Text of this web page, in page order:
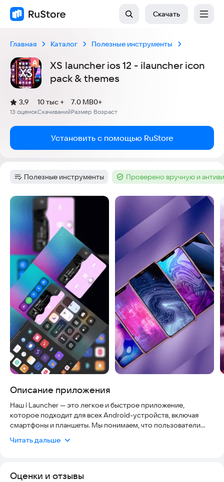
Скачать
Главная Каталог Полезные инструменты
XS launcher ios 12 - ilauncher icon
pack & themes
Рейтинг:
3,9
(
13 оценок
)
Скачиваний
10 тыс +
Размер
7.0 MB
Возраст
0+
Установить с помощью RuStore
Категория:
Полезные инструменты Тег :Проверено вручную и
Скриншоты
Описание приложения
Наш i Launcher — это легкое и быстрое приложение,
которое подходит для всех Android-устройств, включая
смартфоны и планшеты. Мы понимаем, что пользователи
обновления регулярны, а приложение полностью
безопасность ваших данных — наш приоритет.
Читать дальше
Оценки и отзывы